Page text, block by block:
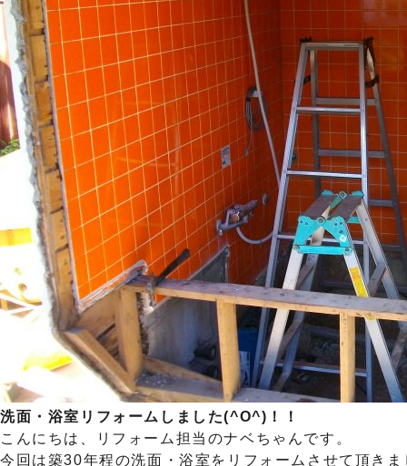
洗面・浴室リフォームしました(^O^)！！
こんにちは、リフォーム担当のナベちゃんです。
今回は築30年程の洗面・浴室をリフォームさせて頂きま